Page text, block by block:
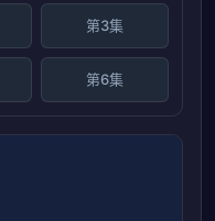
第3集
第6集